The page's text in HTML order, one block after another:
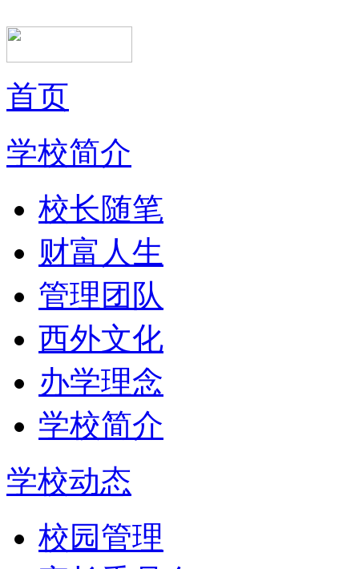
首页
学校简介
校长随笔
财富人生
管理团队
西外文化
办学理念
学校简介
学校动态
校园管理